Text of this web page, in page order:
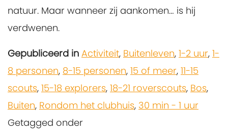
natuur. Maar wanneer zij aankomen… is hij
verdwenen.
Gepubliceerd in Activiteit, Buitenleven, 1-2 uur, 1-
8 personen, 8-15 personen, 15 of meer, 11-15
scouts, 15-18 explorers, 18-21 roverscouts, Bos,
Buiten, Rondom het clubhuis, 30 min - 1 uur
Getagged onder